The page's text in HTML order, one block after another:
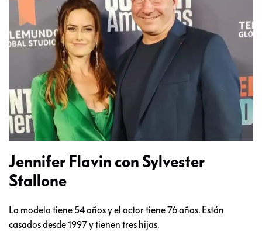
Jennifer Flavin con Sylvester
Stallone
La modelo tiene 54 años y el actor tiene 76 años. Están
casados desde 1997 y tienen tres hijas.